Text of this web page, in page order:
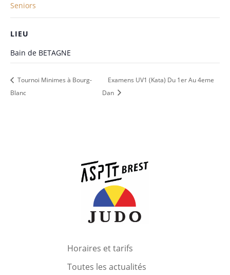
Seniors
LIEU
Bain de BETAGNE
Tournoi Minimes à Bourg-
Blanc
Examens UV1 (Kata) Du 1er Au 4eme
Dan
Horaires et tarifs
Toutes les actualités